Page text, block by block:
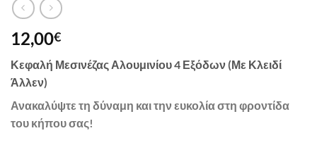
12,00€
Κεφαλή Μεσινέζας Αλουμινίου 4 Εξόδων (Με Κλειδί
Άλλεν)
Ανακαλύψτε τη δύναμη και την ευκολία στη φροντίδα
του κήπου σας!